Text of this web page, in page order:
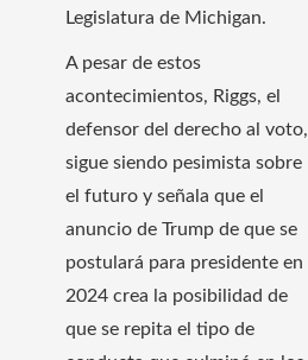
Legislatura de Michigan.
A pesar de estos
acontecimientos, Riggs, el
defensor del derecho al voto,
sigue siendo pesimista sobre
el futuro y señala que el
anuncio de Trump de que se
postulará para presidente en
2024 crea la posibilidad de
que se repita el tipo de